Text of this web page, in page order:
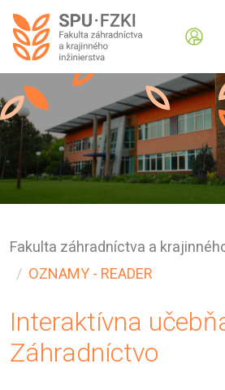
Fakulta záhradníctva a
OZNAMY - READER
Interaktívna
Záhradníctvo